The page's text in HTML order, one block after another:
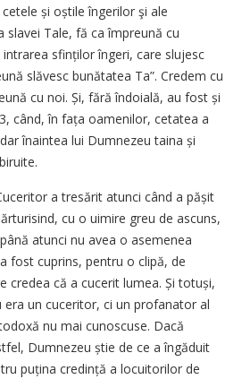
și oștile îngerilor şi ale
slavei Tale, fă ca împreună cu
sfinților îngeri, care slujesc
slăvesc bunătatea Ta”. Credem cu
cu noi. Și, fără îndoială, au fost și
când, în fața oamenilor, cetatea a
înaintea lui Dumnezeu taina și
a tresărit atunci când a pășit
cu o uimire greu de ascuns,
atunci nu avea o asemenea
fost cuprins, pentru o clipă, de
credea că a cucerit lumea. Și totuși,
era un cuceritor, ci un profanator al
nu mai cunoscuse. Dacă
Dumnezeu știe de ce a îngăduit
puțina credință a locuitorilor de